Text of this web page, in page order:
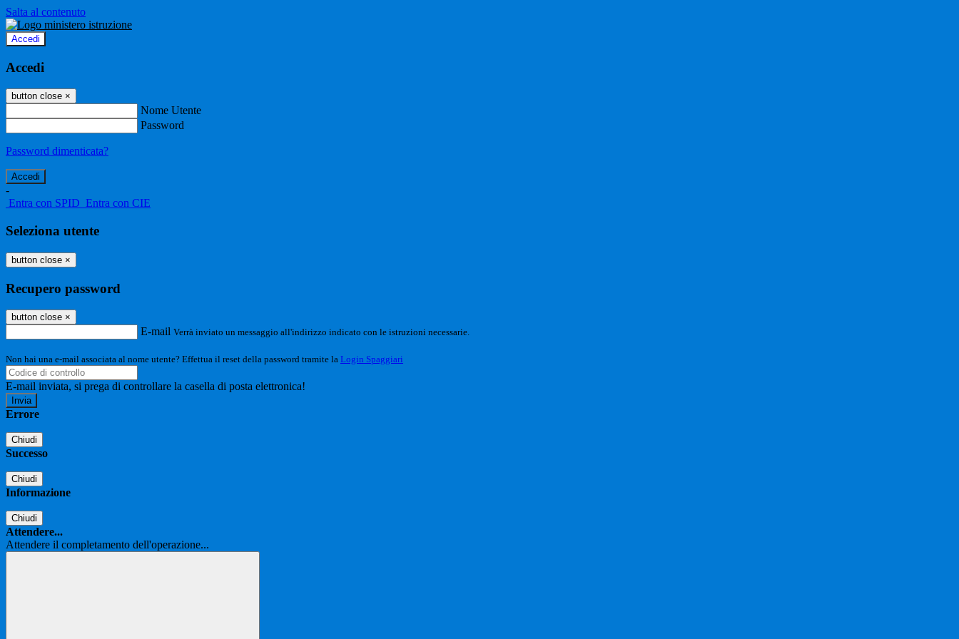
Salta al contenuto
Accedi
Accedi
button close ×
Nome Utente
Password
Password dimenticata?
-
Entra con SPID Entra con CIE
Seleziona utente
button close ×
Recupero password
button close ×
E-mail Verrà inviato un messaggio all'indirizzo indicato con le istruzioni necessarie.
Non hai una e-mail associata al nome utente? Effettua il reset della password tramite la Login Spaggiari
E-mail inviata, si prega di controllare la casella di posta elettronica!
Errore
Chiudi
Successo
Chiudi
Informazione
Chiudi
Attendere...
Attendere il completamento dell'operazione...